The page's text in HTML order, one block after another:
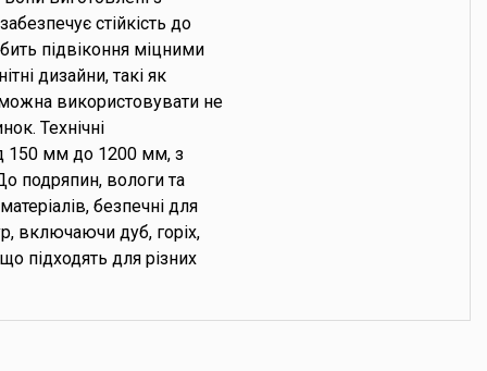
стійкість до
підвіконня міцними
дизайни, такі як
використовувати не
Технічні
150 мм до 1200 мм, з
подряпин, вологи та
безпечні для
включаючи дуб, горіх,
підходять для різних